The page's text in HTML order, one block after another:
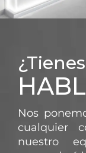
QUIRÓN
Nos
cualquier
nuestro